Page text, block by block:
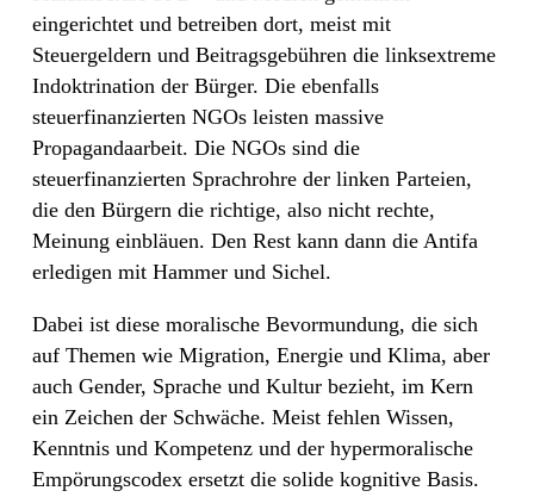
eingerichtet und betreiben dort, meist mit
Steuergeldern und Beitragsgebühren die linksextreme
Indoktrination der Bürger. Die ebenfalls
steuerfinanzierten NGOs leisten massive
Propagandaarbeit. Die NGOs sind die
steuerfinanzierten Sprachrohre der linken Parteien,
die den Bürgern die richtige, also nicht rechte,
Meinung einbläuen. Den Rest kann dann die Antifa
erledigen mit Hammer und Sichel.
Dabei ist diese moralische Bevormundung, die sich
auf Themen wie Migration, Energie und Klima, aber
auch Gender, Sprache und Kultur bezieht, im Kern
ein Zeichen der Schwäche. Meist fehlen Wissen,
Kenntnis und Kompetenz und der hypermoralische
Empörungscodex ersetzt die solide kognitive Basis.